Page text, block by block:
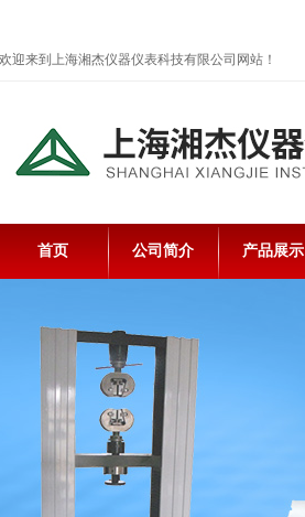
欢迎来到上海湘杰仪器仪表科技有限公司网站！
首页 公司简介 产品展示